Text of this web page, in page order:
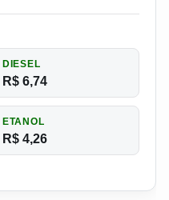
DIESEL
R$ 6,74
ETANOL
R$ 4,26